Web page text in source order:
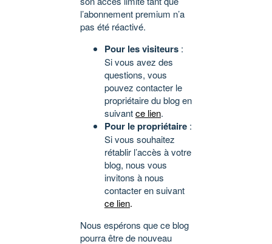
l’abonnement premium n’a
pas été réactivé.
Pour les visiteurs :
Si vous avez des
questions, vous
pouvez contacter le
propriétaire du blog en
suivantce lien.
Pour le propriétaire :
Si vous souhaitez
rétablir l’accès à votre
blog, nous vous
invitons à nous
contacter en suivant
ce lien.
Nous espérons que ce blog
pourra être de nouveau